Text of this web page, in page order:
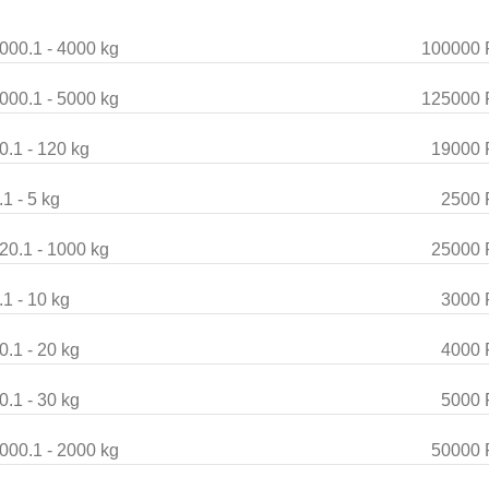
- 4000 kg 100000
- 5000 kg 125000
- 120 kg 19000
- 5 kg 2500
- 1000 kg 25000
- 10 kg 3000
- 20 kg 4000
- 30 kg 5000
- 2000 kg 50000